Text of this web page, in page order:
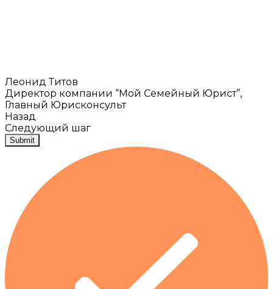
Леонид Титов
Директор компании “Мой Семейный Юрист”,
Главный Юрисконсульт
Назад
Следующий шаг